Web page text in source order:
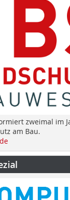
zweimal im
am Bau.